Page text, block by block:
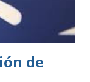
y otras
de